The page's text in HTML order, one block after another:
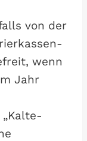
von der
wenn
Jahr